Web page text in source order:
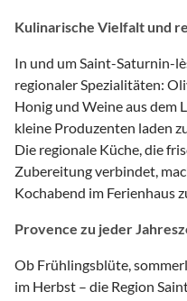
Kulinarische Vielfalt und
In und um Saint-Saturnin-
regionaler Spezialitäten:
Honig und Weine aus dem
kleine Produzenten laden
Die regionale Küche, die
Zubereitung verbindet,
Kochabend im Ferienhaus
Provence zu jeder
Ob Frühlingsblüte,
im Herbst – die Region